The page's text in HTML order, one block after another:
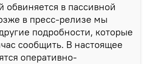
в пассивной
в пресс-релизе мы
подробности, которые
сообщить. В настоящее
оперативно-